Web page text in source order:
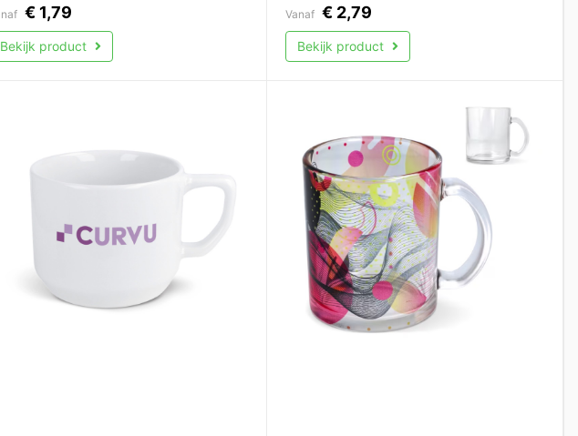
€ 1,79
Bekijk product
Vanaf €2,79
Bekijk product